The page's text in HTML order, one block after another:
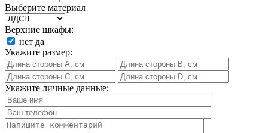
Выберите материал
Верхние шкафы:
нет да
Укажите размер:
Укажите личные данные: